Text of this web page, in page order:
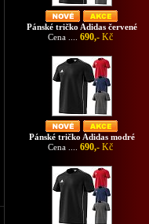
Pánské tričko Adidas červené
Cena .... 690,- Kč
Pánské tričko Adidas modré
Cena .... 690,- Kč